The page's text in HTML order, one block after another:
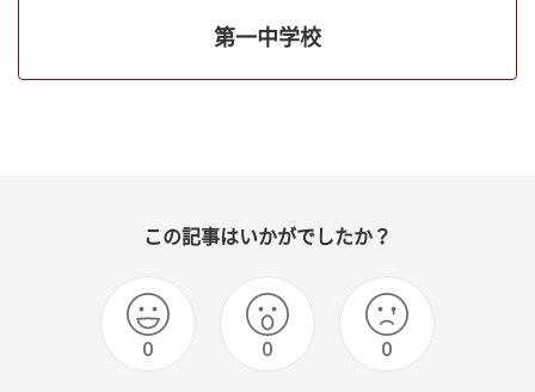
第一中学校
この記事はいかがでしたか？
0 0 0